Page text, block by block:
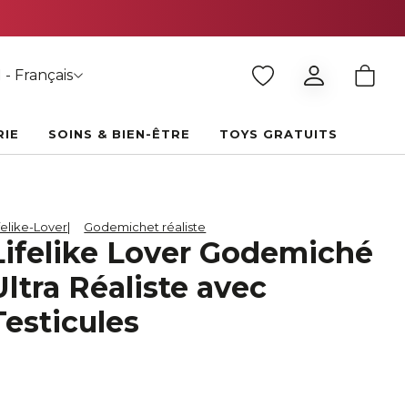
- Français
SOINS & BIEN-ÊTRE TOYS GRATUITS
Lover Godemichet réaliste
Lover Godemiché
Réaliste avec